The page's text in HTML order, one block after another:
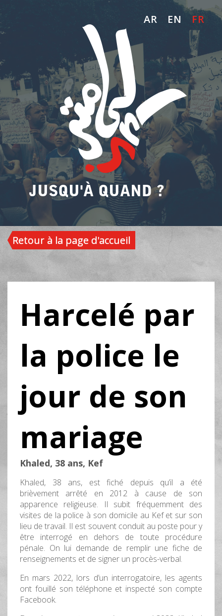
AR EN FR
JUSQU'À QUAND ?
Retour à la page d'accueil
Harcelé par
la police le
jour de son
mariage
Khaled, 38 ans, Kef
Khaled, 38 ans, est fiché depuis qu’il a été
brièvement arrêté en 2012 à cause de son
apparence religieuse. Il subit fréquemment des
visites de la police à son domicile au Kef et sur son
lieu de travail. Il est souvent conduit au poste pour y
être interrogé en dehors de toute procédure
pénale. On lui demande de remplir une fiche de
renseignements et de signer un procès-verbal.
En mars 2022, lors d’un interrogatoire, les agents
ont fouillé son téléphone et inspecté son compte
Facebook.